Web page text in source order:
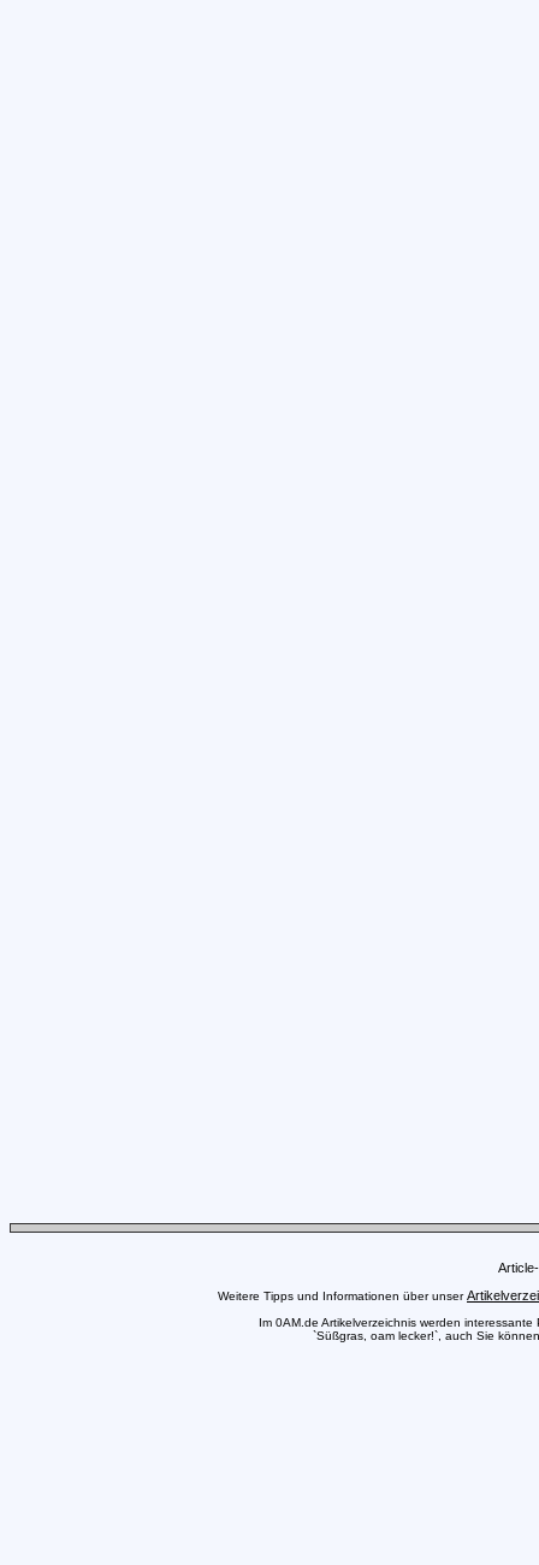
Weitere Tipps und Informationen über unser
Im 0AM.de Artikelverzeichnis werden
`Süßgras, oam lecker!`, auch Sie